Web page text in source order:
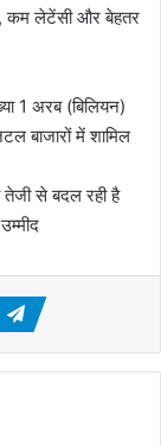
कम लेटेंसी और बेहतर
1 अरब (बिलियन)
बाजारों में शामिल
से बदल रही है